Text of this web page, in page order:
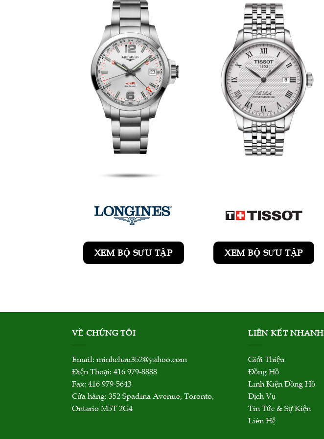
XEM BỘ SƯU TẬP XEM BỘ SƯU TẬP
VỀ CHÚNG TÔI
Email: minhchau352@yahoo.com
Điện Thoại: 416 979-8888
Fax: 416 979-5643
Cửa hàng: 352 Spadina Avenue, Toronto,
Ontario M5T 2G4
LIÊN KẾT NHANH
Giới Thiệu
Đồng Hồ
Linh Kiện Đồng Hồ
Dịch Vụ
Tin Tức & Sự Kiện
Liên Hệ